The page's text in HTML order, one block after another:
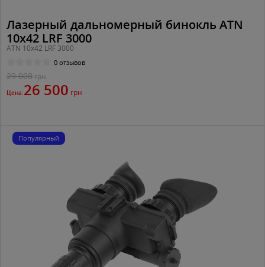
Лазерный дальномерный бинокль ATN
10x42 LRF 3000
ATN 10x42 LRF 3000
0 отзывов
29 000грн
Цена:26 500 грн
Популярный